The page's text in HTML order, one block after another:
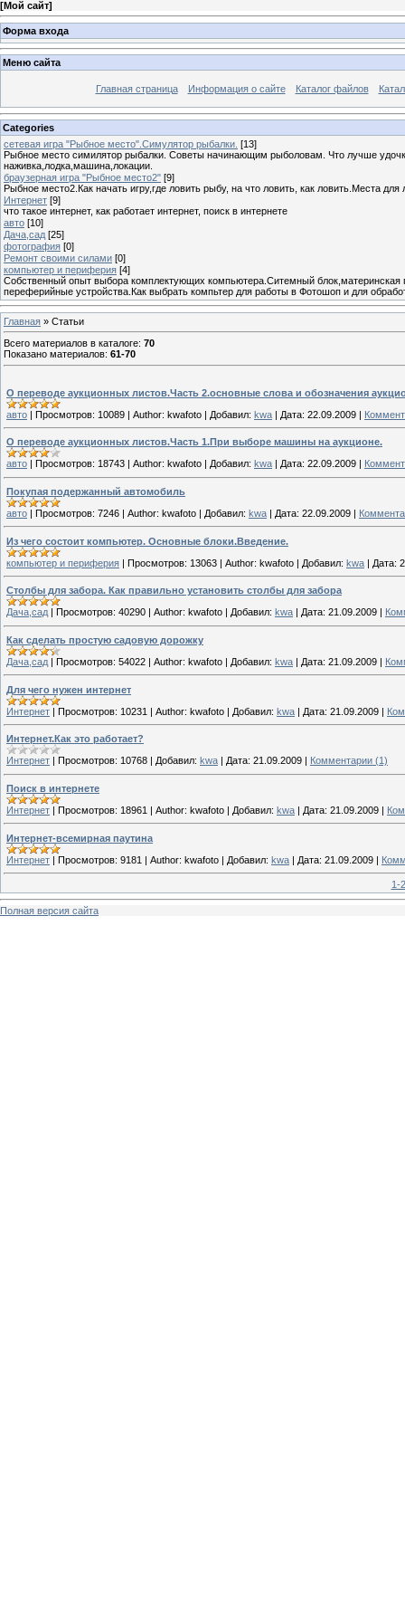
[Мой сайт]
Форма входа
Меню сайта
Главная страница Информация о сайте Каталог файлов
Categories
сетевая игра "Рыбное место".Симулятор рыбалки. [13]
Рыбное место симилятор рыбалки. Советы начинающим рыболовам. Что лучше
наживка,лодка,машина,локации.
браузерная игра "Рыбное место2" [9]
Рыбное место2.Как начать игру,где ловить рыбу, на что ловить, как ловить.Места
Интернет [9]
что такое интернет, как работает интернет, поиск в интернете
авто [10]
Дача,сад [25]
фотография [0]
Ремонт своими силами [0]
компьютер и периферия [4]
Собственный опыт выбора комплектующих компьютера.Ситемный блок,материнская
переферийные устройства.Как выбрать компьтер для работы в Фотошоп и для
Главная » Статьи
Всего материалов в каталоге: 70
Показано материалов: 61-70
О переводе аукционных листов.Часть 2.основные слова и обозначения
авто | Просмотров: 10089 | Author: kwafoto | Добавил: kwa | Дата: 22.09.2009 |
О переводе аукционных листов.Часть 1.При выборе машины на аукционе.
авто
Просмотров: 18743 Author: kwafoto Добавил: kwa Дата: 22.09.2009
Покупая подержанный автомобиль
авто | Просмотров: 7246 | Author: kwafoto | Добавил: kwa | Дата: 22.09.2009 |
Из чего состоит компьютер. Основные блоки.Введение.
компьютер и периферия | Просмотров: 13063 | Author: kwafoto | Добавил: kwa | Дата:
Столбы для забора. Как правильно установить столбы для забора
Дача,сад
Просмотров: 40290 Author: kwafoto Добавил: kwa Дата: 21.09.2009
Как сделать простую садовую дорожку
Дача,сад | Просмотров: 54022 | Author: kwafoto | Добавил: kwa | Дата: 21.09.2009 |
Для чего нужен интернет
Интернет | Просмотров: 10231 | Author: kwafoto | Добавил: kwa | Дата: 21.09.2009 |
Интернет.Как это работает?
Интернет
Просмотров: 10768 Добавил: kwa Дата: 21.09.2009 Комментарии (1)
Поиск в интернете
Интернет | Просмотров: 18961 | Author: kwafoto | Добавил: kwa | Дата: 21.09.2009 |
Интернет-всемирная паутина
Интернет | Просмотров: 9181 | Author: kwafoto | Добавил: kwa | Дата: 21.09.2009 |
1-
Полная версия сайта